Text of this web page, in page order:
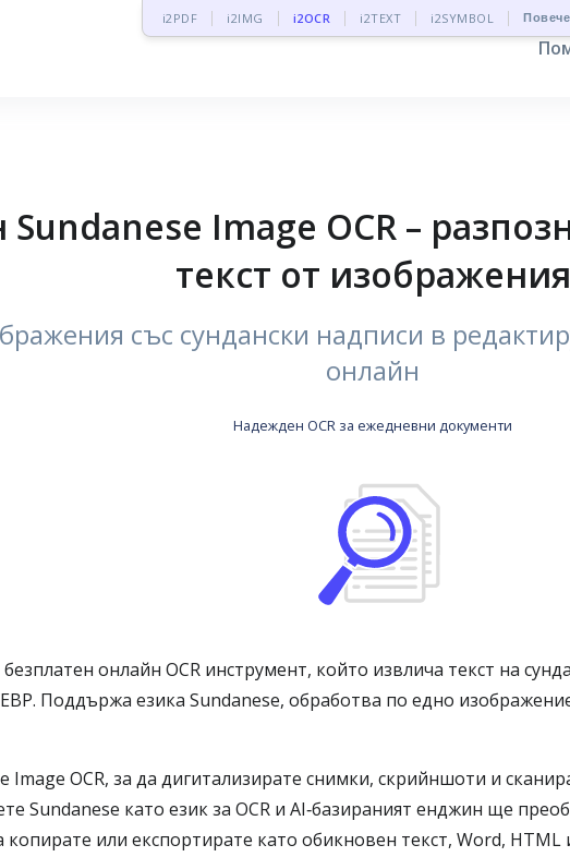
i2PDF i2IMG i2OCR i2TEXT i2SYMBOL
Sundanese Image OCR –
текст от изображения
със сундански надписи в
онлайн
Надежден OCR за ежедневни документи
безплатен онлайн OCR инструмент, който извлича текст на
Поддържа езика Sundanese, обработва по едно
Image OCR, за да дигитализирате снимки, скрийншоти и
Sundanese като език за OCR и AI‑базираният енджин ще
копирате или експортирате като обикновен текст, Word,